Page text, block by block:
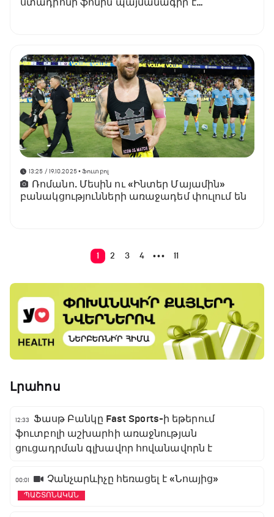
ստադիոնի ֆոնին պայմանագիր է
13:25 / 19.10.2025• Ֆուտբոլ
Ռոմանո. Մեսին ու «Ինտեր Մայամին»
բանակցությունների առաջադեմ փուլում են
1 2 3 4 ••• 11
Լրահոս
12:33
Ֆասթ Բանկը Fast Sports-ի եթերում
ֆուտբոլի աշխարհի առաջնության
ցուցադրման գլխավոր հովանավորն է
00:01 Չանչարևիչը հեռացել է «Նոայից»
ՊԱՇՏՈՆԱԿԱՆ